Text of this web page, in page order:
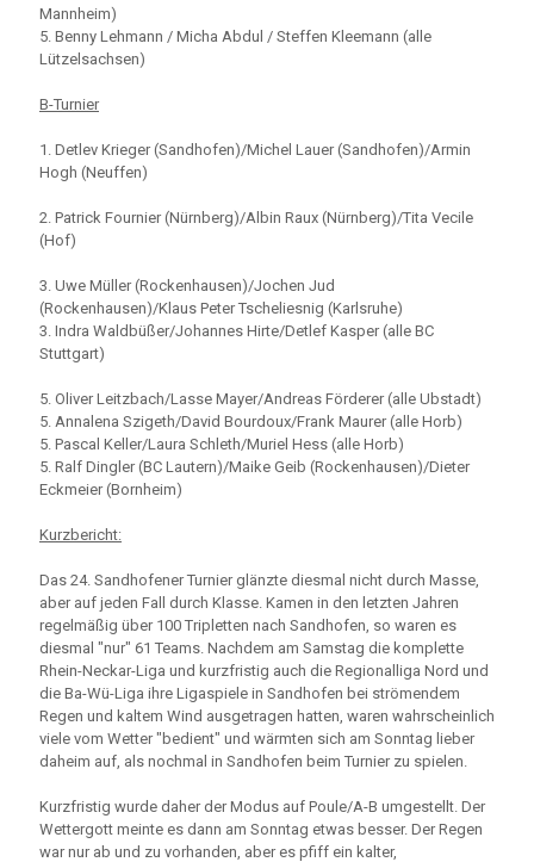
Mannheim)
5. Benny Lehmann / Micha Abdul / Steffen Kleemann (alle
Lützelsachsen)
B-Turnier
1. Detlev Krieger (Sandhofen)/Michel Lauer (Sandhofen)/Armin
Hogh (Neuffen)
2. Patrick Fournier (Nürnberg)/Albin Raux (Nürnberg)/Tita Vecile
(Hof)
3. Uwe Müller (Rockenhausen)/Jochen Jud
(Rockenhausen)/Klaus Peter Tscheliesnig (Karlsruhe)
3. Indra Waldbüßer/Johannes Hirte/Detlef Kasper (alle BC
Stuttgart)
5. Oliver Leitzbach/Lasse Mayer/Andreas Förderer (alle Ubstadt)
5. Annalena Szigeth/David Bourdoux/Frank Maurer (alle Horb)
5. Pascal Keller/Laura Schleth/Muriel Hess (alle Horb)
5. Ralf Dingler (BC Lautern)/Maike Geib (Rockenhausen)/Dieter
Eckmeier (Bornheim)
Kurzbericht:
Das 24. Sandhofener Turnier glänzte diesmal nicht durch Masse,
aber auf jeden Fall durch Klasse. Kamen in den letzten Jahren
regelmäßig über 100 Tripletten nach Sandhofen, so waren es
diesmal "nur" 61 Teams. Nachdem am Samstag die komplette
Rhein-Neckar-Liga und kurzfristig auch die Regionalliga Nord und
die Ba-Wü-Liga ihre Ligaspiele in Sandhofen bei strömendem
Regen und kaltem Wind ausgetragen hatten, waren wahrscheinlich
viele vom Wetter "bedient" und wärmten sich am Sonntag lieber
daheim auf, als nochmal in Sandhofen beim Turnier zu spielen.
Kurzfristig wurde daher der Modus auf Poule/A-B umgestellt. Der
Wettergott meinte es dann am Sonntag etwas besser. Der Regen
war nur ab und zu vorhanden, aber es pfiff ein kalter,